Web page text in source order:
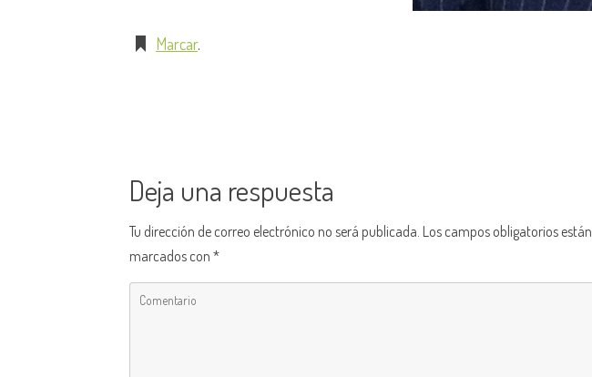
Marcar.
Deja una respuesta
Tu dirección de correo electrónico no será publicada. Los campos obligatorios están
marcados con*